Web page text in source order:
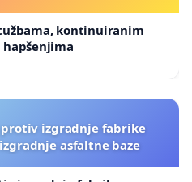
kontinuiranim
protiv izgradnje fabrike
asfaltne baze